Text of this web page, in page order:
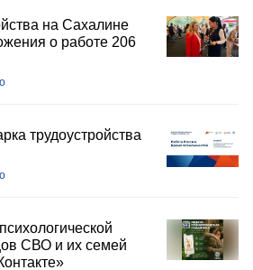
на Сахалине
о работе 206
трудоустройства
СВО и их семей